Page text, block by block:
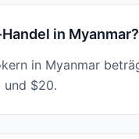
in Myanmar?
in Myanmar
und $20.